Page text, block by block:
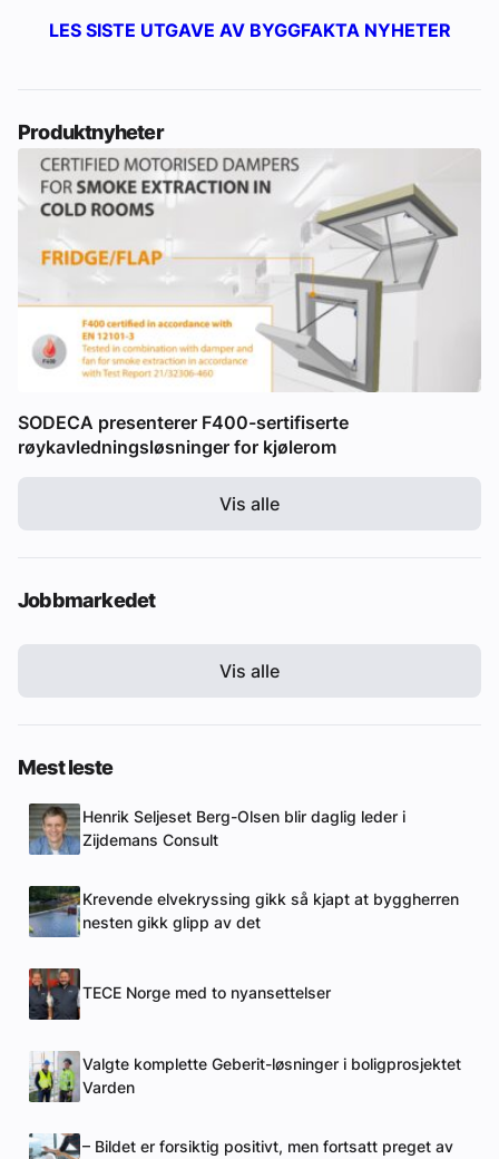
LES SISTE UTGAVE AV BYGGFAKTA NYHETER
Produktnyheter
SODECA presenterer F400-sertifiserte
røykavledningsløsninger for kjølerom
Vis alle
Jobbmarkedet
Vis alle
Mest leste
Henrik Seljeset Berg-Olsen blir daglig leder i
Zijdemans Consult
Krevende elvekryssing gikk så kjapt at byggherren
nesten gikk glipp av det
TECE Norge med to nyansettelser
Valgte komplette Geberit-løsninger i boligprosjektet
Varden
– Bildet er forsiktig positivt, men fortsatt preget av